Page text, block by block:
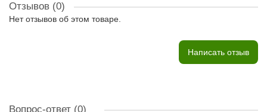
Отзывов (0)
Нет отзывов об этом товаре.
Написать отзыв
Вопрос-ответ (0)